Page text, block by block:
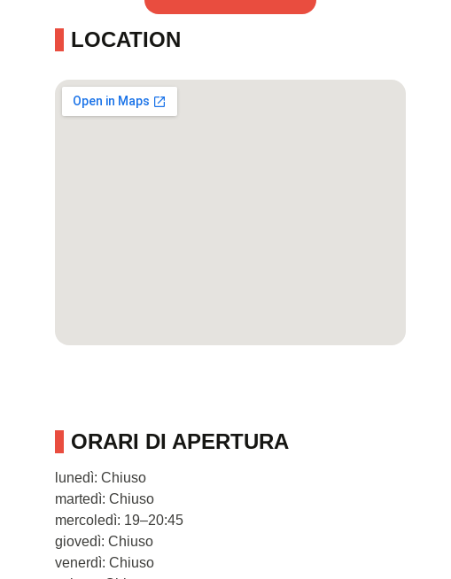
LOCATION
ORARI DI APERTURA
lunedì: Chiuso
martedì: Chiuso
mercoledì: 19–20:45
giovedì: Chiuso
venerdì: Chiuso